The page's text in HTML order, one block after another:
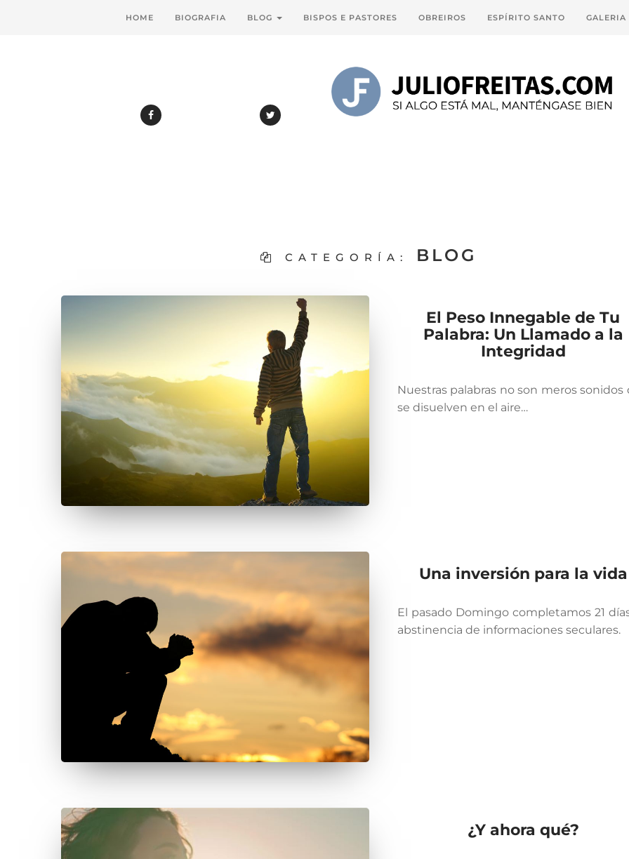
HOME BIOGRAFIA BLOG BISPOS E PASTORES OBREIROS ESPÍRITO SANTO
CATEGORÍA: BLOG
El Peso Innegable de Tu
Palabra: Un Llamado a la
Integridad
Nuestras palabras no son meros sonidos
se disuelven en el aire…
Una inversión para la vida
El pasado Domingo completamos 21
abstinencia de informaciones seculares.
¿Y ahora qué?